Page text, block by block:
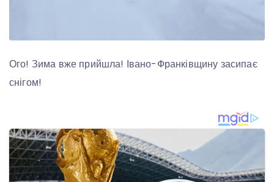
Ого! Зима вже прийшла! Івано-Франківщину засипає
снігом!